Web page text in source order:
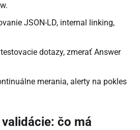
JSON-LD, internal linking,
dotazy, zmerať Answer
merania, alerty na pokles
čo má